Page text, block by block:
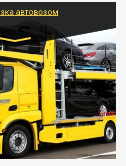
автовозом
Рассчитывается
от Тайгер Логистик – это
способ доставить несколько
за одну поездку в другой
организует доставку
оптимальный маршрут с
по пути следования.